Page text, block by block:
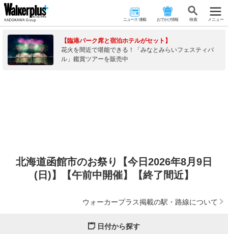
ニュース･連載 おでかけ情報 検 索 メニュー
【臨港パーク席と宿泊ホテルがセット】
花火を間近で堪能できる！「みなとみらいフェスティバ
ル」鑑賞ツアーを販売中
北海道函館市のお祭り【今日2026年8月9日
(日)】【午前中開催】【終了間近】
ウォーカープラス掲載の駅・路線について
日付から探す